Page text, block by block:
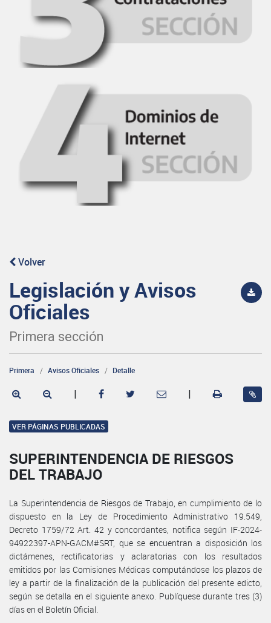
Volver
Legislación y Avisos
Oficiales
Primera sección
Primera Avisos Oficiales Detalle
| |
VER PÁGINAS PUBLICADAS
SUPERINTENDENCIA DE RIESGOS
DEL TRABAJO
La Superintendencia de Riesgos de Trabajo, en cumplimiento de lo
dispuesto en la Ley de Procedimiento Administrativo 19.549,
Decreto 1759/72 Art. 42 y concordantes, notifica según IF-2024-
94922397-APN-GACM#SRT, que se encuentran a disposición los
dictámenes, rectificatorias y aclaratorias con los resultados
emitidos por las Comisiones Médicas computándose los plazos de
ley a partir de la finalización de la publicación del presente edicto,
según se detalla en el siguiente anexo. Publíquese durante tres (3)
días en el Boletín Oficial.